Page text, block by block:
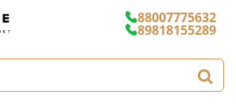
88007775632
89818155289